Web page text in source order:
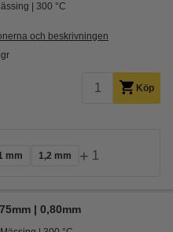
300 °C
och beskrivningen
Köp
mm 1,2 mm + 1
| 0,80mm